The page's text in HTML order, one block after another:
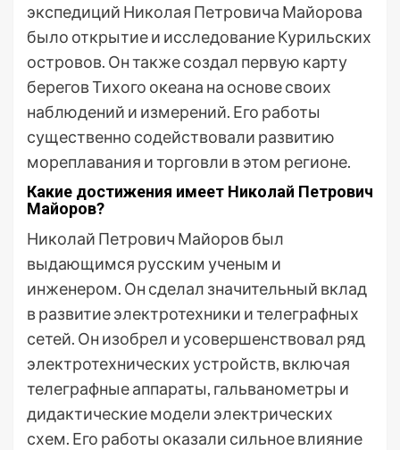
экспедиций Николая Петровича Майорова
было открытие и исследование Курильских
островов. Он также создал первую карту
берегов Тихого океана на основе своих
наблюдений и измерений. Его работы
существенно содействовали развитию
мореплавания и торговли в этом регионе.
Какие достижения имеет Николай Петрович
Майоров?
Николай Петрович Майоров был
выдающимся русским ученым и
инженером. Он сделал значительный вклад
в развитие электротехники и телеграфных
сетей. Он изобрел и усовершенствовал ряд
электротехнических устройств, включая
телеграфные аппараты, гальванометры и
дидактические модели электрических
схем. Его работы оказали сильное влияние